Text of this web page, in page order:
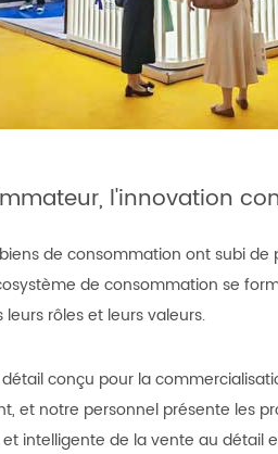
l'innovation
de consommation ont subi
de consommation se
rôles et leurs valeurs.
détail conçu pour la
et notre personnel présente les
intelligente de la vente au détail